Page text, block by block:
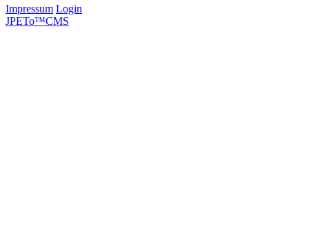
Impressum Login
JPETo™CMS